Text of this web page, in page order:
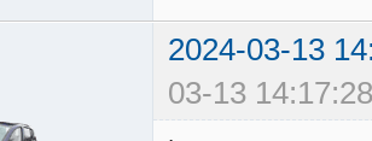
2024-03-13
03-13